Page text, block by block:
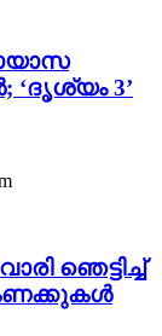
3’
ഞെട്ടിച്ച്